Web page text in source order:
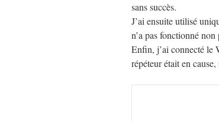
sans succès.
J’ai ensuite utilisé
n’a pas fonctionné non
Enfin, j’ai connecté le
répéteur était en